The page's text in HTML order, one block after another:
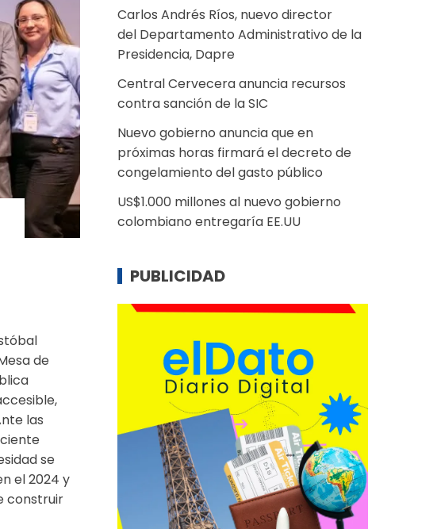
de
las
se
el 2024 y
construir
Carlos Andrés Ríos, nuevo director
del Departamento Administrativo de la
Presidencia, Dapre
Central Cervecera anuncia recursos
contra sanción de la SIC
Nuevo gobierno anuncia que en
próximas horas firmará el decreto de
congelamiento del gasto público
US$1.000 millones al nuevo gobierno
colombiano entregaría EE.UU
PUBLICIDAD